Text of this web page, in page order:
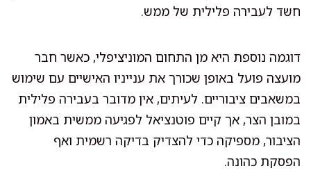
חשד לעבירה פלילית של ממש.
דוגמה נוספת היא מן התחום המוניציפלי, כאשר חבר
מועצה פועל באופן שכורך את ענייניו האישיים עם שימוש
במשאבים ציבוריים. לעיתים, אין מדובר בעבירה פלילית
במובן הצר, אך קיים פוטנציאל לפגיעה ממשית באמון
הציבור, מספיקה כדי להצדיק בדיקה רשמית ואף
הפסקת כהונה.